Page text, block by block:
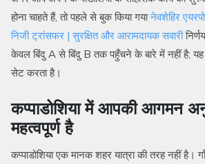
होना चाहते हैं, तो पहले से बुक किया गयानेवशेहिर
निजी ट्रांसफर | सुरक्षित और आरामदायक सवारी
केवल बिंदु A से बिंदु B तक पहुँचने के बारे में नहीं है;
सेट करता है।
कप्पाडोशिया में आपकी आगमन
महत्वपूर्ण है
कप्पाडोशिया एक मानक शहर यात्रा की तरह नहीं है।